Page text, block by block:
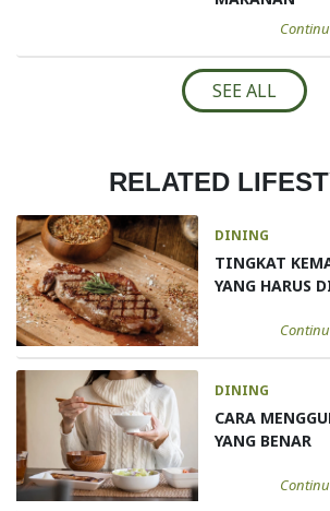
SEE ALL
RELATED
DINING
TINGKAT
YANG HARUS
DINING
CARA
YANG BENAR